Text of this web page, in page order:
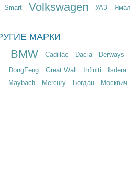
Smart Volkswagen УАЗ Ямал
МАРКИ
BMW Cadillac Dacia Derways
DongFeng Great Wall Infiniti
Isdera
Maybach
Mercury Богдан Москвич